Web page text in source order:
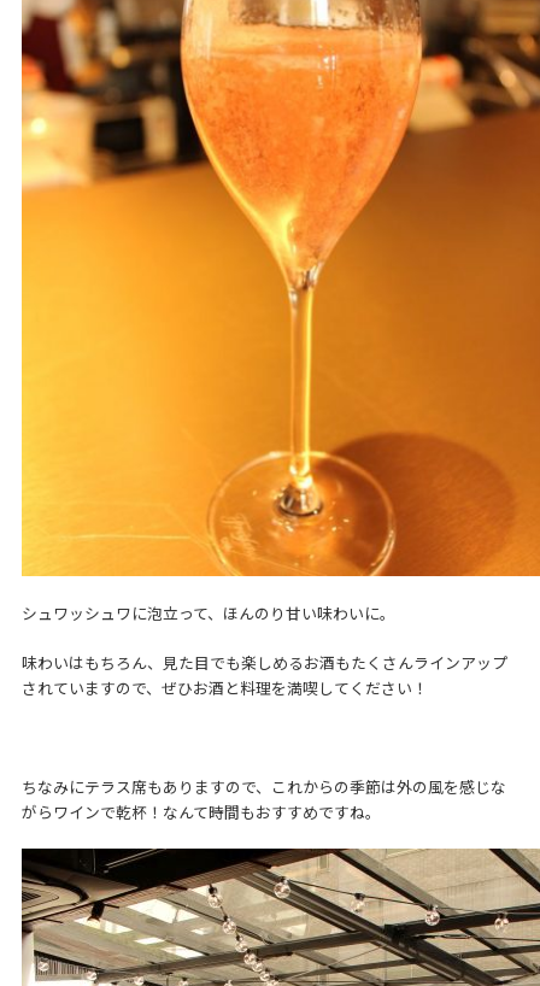
シュワッシュワに泡立って、ほんのり甘い味わいに。
味わいはもちろん、見た目でも楽しめるお酒もたくさんラインアップ
されていますので、ぜひお酒と料理を満喫してください！
ちなみにテラス席もありますので、これからの季節は外の風を感じな
がらワインで乾杯！なんて時間もおすすめですね。